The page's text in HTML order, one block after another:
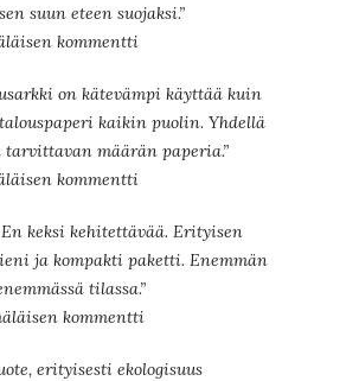
suun eteen suojaksi.”
kommentti
on kätevämpi käyttää kuin
kaikin puolin. Yhdellä
tarvittavan määrän paperia.”
kommentti
En keksi kehitettävää. Erityisen
ja kompakti paketti. Enemmän
tilassa.”
kommentti
erityisesti ekologisuus